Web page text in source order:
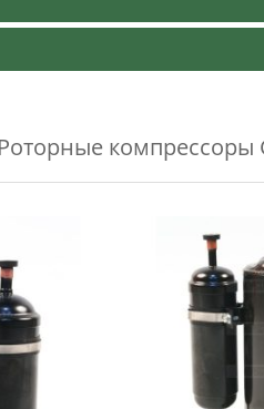
Роторные компрессоры